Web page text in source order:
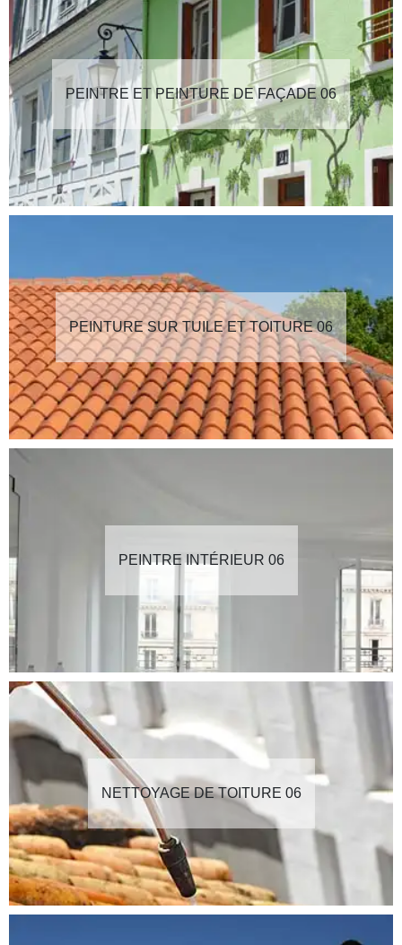
PEINTRE ET PEINTURE DE FAÇADE 06
PEINTURE SUR TUILE ET TOITURE 06
PEINTRE INTÉRIEUR 06
NETTOYAGE DE TOITURE 06